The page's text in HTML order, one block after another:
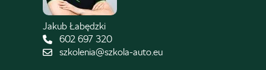
Jakub Łabędzki
602 697 320
szkolenia@szkola-auto.eu